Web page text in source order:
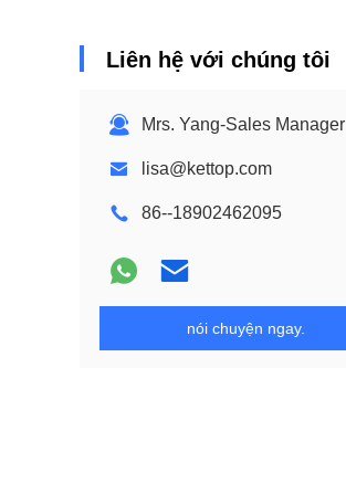
Liên hệ với chúng tôi
Mrs. Yang-Sales Manager
lisa@kettop.com
86--18902462095
nói chuyện ngay.